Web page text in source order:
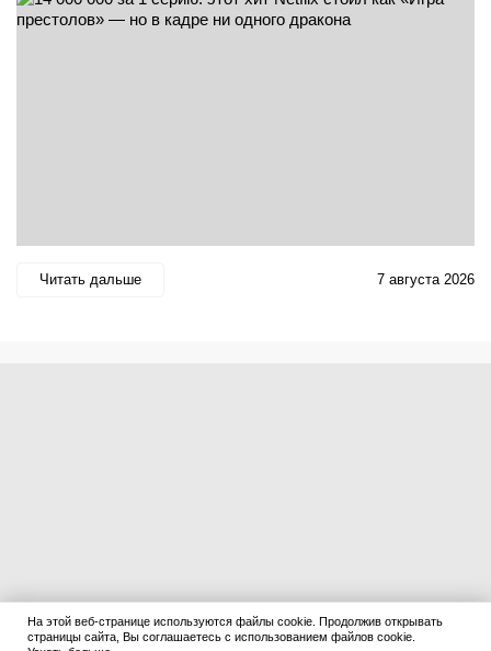
Читать дальше 7 августа 2026
На этой веб-странице используются файлы cookie. Продолжив открывать
страницы сайта, Вы соглашаетесь с использованием файлов cookie.